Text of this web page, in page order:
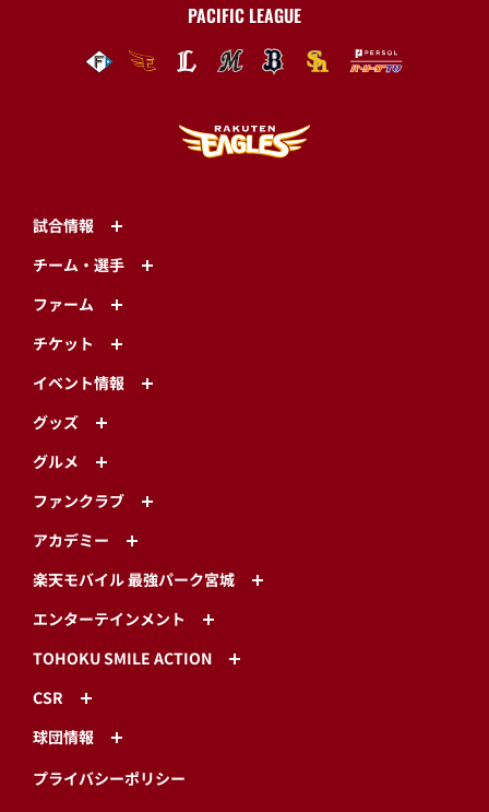
PACIFIC LEAGUE
試合情報
チーム・選手
ファーム
チケット
イベント情報
グッズ
グルメ
ファンクラブ
アカデミー
楽天モバイル 最強パーク宮城
エンターテインメント
TOHOKU SMILE ACTION
CSR
球団情報
プライバシーポリシー